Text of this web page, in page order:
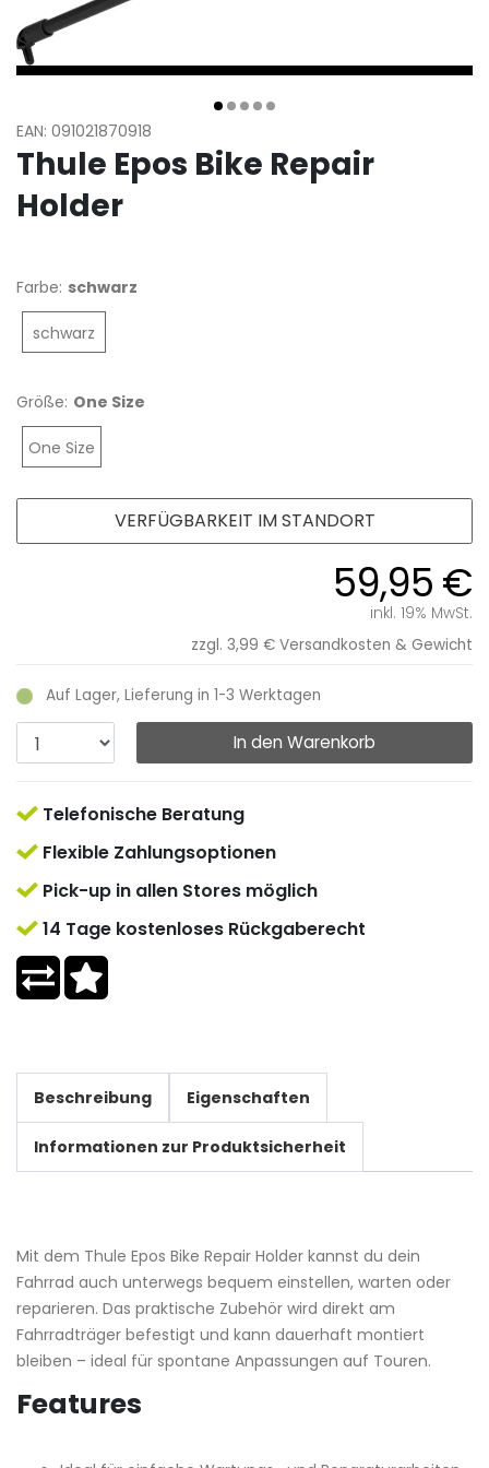
EAN: 091021870918
Thule Epos Bike Repair
Holder
Farbe: schwarz
schwarz
Größe: One Size
One Size
59,95 €
inkl. 19% MwSt.
zzgl. 3,99 € Versandkosten & Gewicht
Auf Lager, Lieferung in 1-3 Werktagen
In den Warenkorb
VERFÜGBARKEIT IM STANDORT
Telefonische Beratung
Flexible Zahlungsoptionen
Pick-up in allen Stores möglich
14 Tage kostenloses Rückgaberecht
Beschreibung Eigenschaften
Informationen zur Produktsicherheit
Mit dem Thule Epos Bike Repair Holder kannst du dein
Fahrrad auch unterwegs bequem einstellen, warten oder
reparieren. Das praktische Zubehör wird direkt am
Fahrradträger befestigt und kann dauerhaft montiert
bleiben – ideal für spontane Anpassungen auf Touren.
Features